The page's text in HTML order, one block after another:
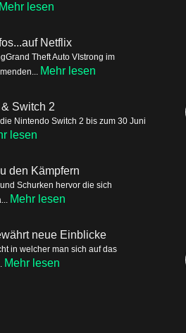
Mehr lesen
Netflix
Theft Auto VIstrong im
Mehr lesen
Switch 2
Nintendo Switch 2 bis zum 30 Juni
lesen
den Kämpfern
Schurken hervor die sich
Mehr lesen
neue Einblicke
in welcher man sich auf das
Mehr lesen